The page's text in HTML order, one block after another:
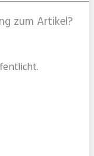
zum Artikel?